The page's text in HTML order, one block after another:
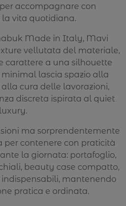
accompagnare con
vita quotidiana.
Made in Italy, Mavi
vellutata del materiale,
carattere a una silhouette
minimal lascia spazio alla
cura delle lavorazioni,
discreta ispirata al quiet
luxury.
ma sorprendentemente
per contenere con praticità
la giornata: portafoglio,
beauty case compatto,
mantenendo
pratica e ordinata.